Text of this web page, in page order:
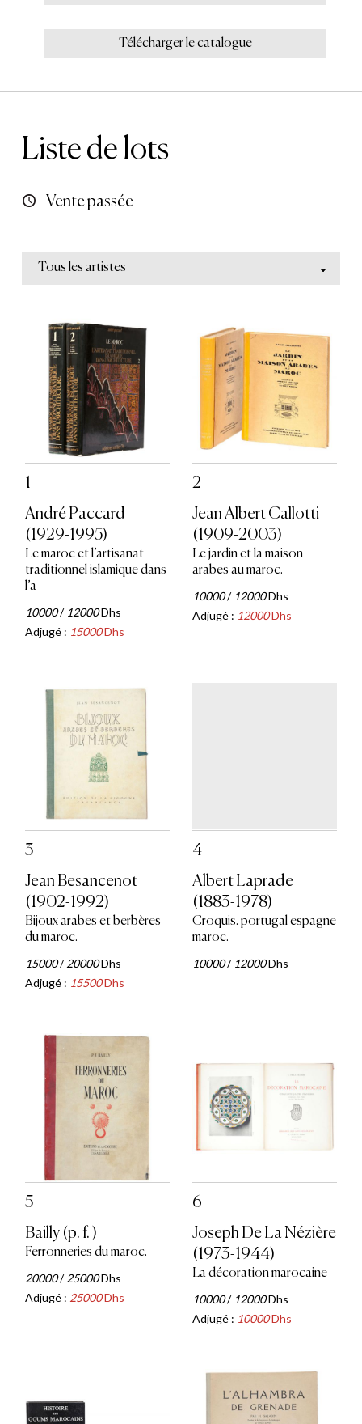
Télécharger le catalogue
Liste de lots
Vente passée
Tous les artistes
1
André Paccard
(1929-1995)
Le maroc et l’artisanat
traditionnel islamique dans
l’a
10000/ 12000Dhs
Adjugé : 15000Dhs
2
Jean Albert Callotti
(1909-2003)
Le jardin et la maison
arabes au maroc.
10000/ 12000Dhs
Adjugé : 12000Dhs
3
Jean Besancenot
(1902-1992)
Bijoux arabes et berbères
du maroc.
15000/20000Dhs
Adjugé : 15500Dhs
4
Albert Laprade
(1883-1978)
Croquis. portugal espagne
maroc.
10000/ 12000Dhs
5
Bailly (p. f. )
Ferronneries du maroc.
20000/25000Dhs
Adjugé : 25000Dhs
6
Joseph De La Nézière
(1973-1944)
La décoration marocaine
10000/ 12000Dhs
Adjugé : 10000Dhs